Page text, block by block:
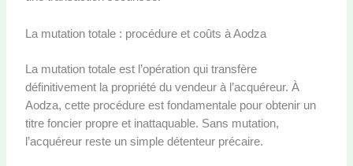
La mutation totale : procédure et coûts à Aodza
La mutation totale est l’opération qui transfère
définitivement la propriété du vendeur à l’acquéreur. À
Aodza, cette procédure est fondamentale pour obtenir un
titre foncier propre et inattaquable. Sans mutation,
l’acquéreur reste un simple détenteur précaire.